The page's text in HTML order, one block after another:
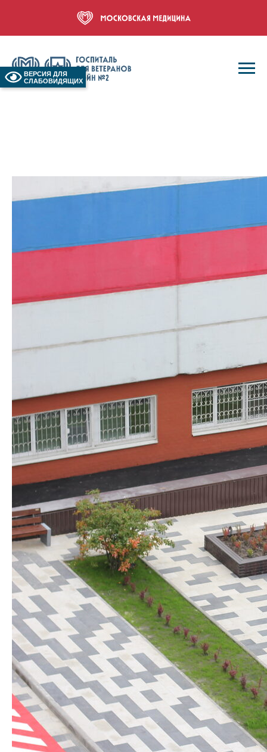
ВЕРСИЯ ДЛЯ
СЛАБОВИДЯЩИХ